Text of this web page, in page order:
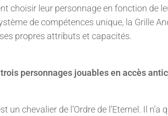
choisir leur personnage en fonction de
de compétences unique, la Grille
propres attributs et capacités.
personnages jouables en accès
un chevalier de l’Ordre de l’Eternel. Il